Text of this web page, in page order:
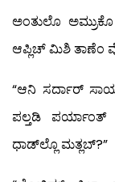
ಅಂತುಲೊ
ಆಪ್ಲಿಚ್ ಮಿಶಿ ತಾಣೆಂ
“ಆನಿ ಸರ್ದಾರ್
ಪಲ್ತಡಿ ಪರ್ಯಾಂತ್
ಧಾಡ್‍ಲ್ಲೊ ಮತ್ಲಬ್?”